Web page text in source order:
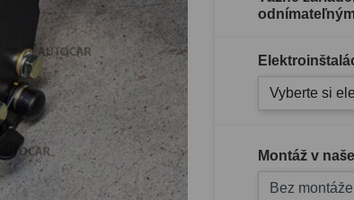
Vyberte si
Montáž v
Bez montáže